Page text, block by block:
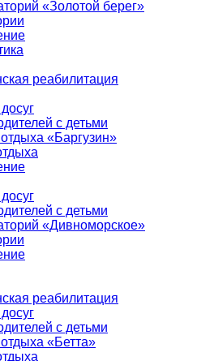
«Золотой берег»
реабилитация
с детьми
«Баргузин»
с детьми
«Дивноморское»
реабилитация
с детьми
«Бетта»